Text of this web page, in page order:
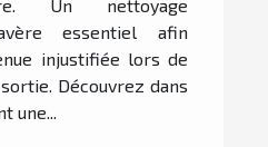
Un nettoyage
essentiel afin
injustifiée lors de
Découvrez dans